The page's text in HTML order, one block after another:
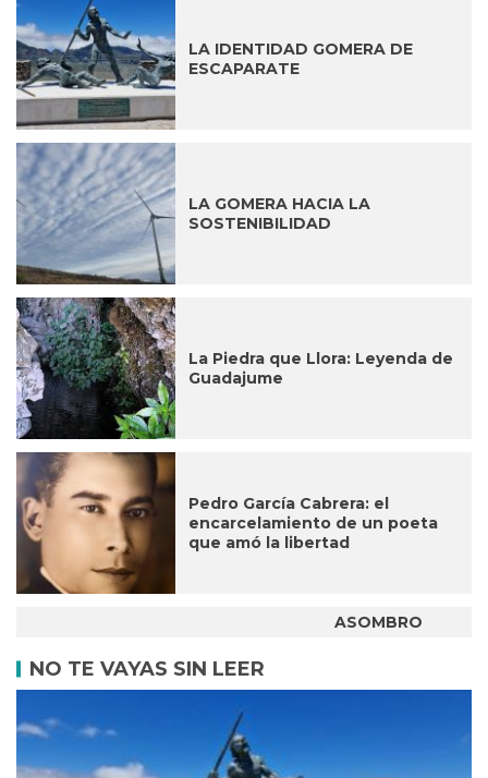
LA IDENTIDAD GOMERA DE
ESCAPARATE
LA GOMERA HACIA LA
SOSTENIBILIDAD
La Piedra que Llora: Leyenda de
Guadajume
Pedro García Cabrera: el
encarcelamiento de un poeta
que amó la libertad
ASOMBRO
NO TE VAYAS SIN LEER